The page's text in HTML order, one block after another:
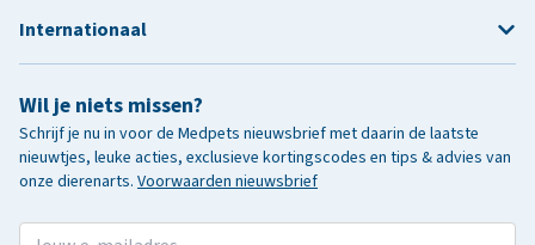
Wil je niets missen?
Schrijf je nu in voor de Medpets nieuwsbrief met daarin de laatste
nieuwtjes, leuke acties, exclusieve kortingscodes en tips & advies van
onze dierenarts. Voorwaarden nieuwsbrief
Internationaal